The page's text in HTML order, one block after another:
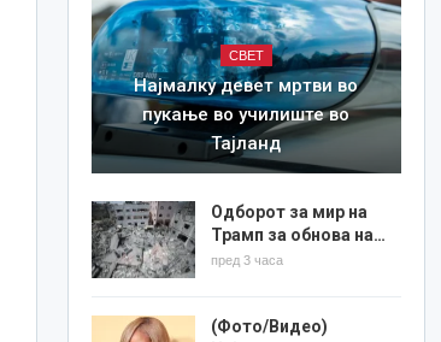
СВЕТ
Најмалку девет мртви во
пукање во училиште во
Тајланд
Одборот за мир на
Трамп за обнова на…
пред 3 часа
(Фото/Видео)